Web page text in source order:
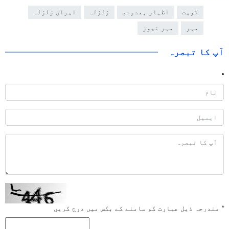
کویت اظہار ہمدردی زلزلہ ایران زلزلہ
مہر مہر نیوز
آپ کا تبصرہ
* مندرجہ ذیل عبارت کو سامنے کے بکس میں درج کریں